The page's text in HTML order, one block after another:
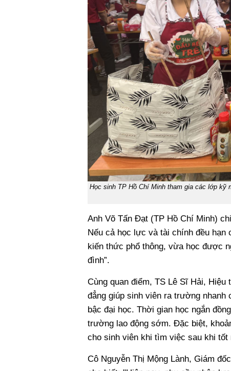
Học sinh TP Hồ Chí Minh tham gia các lớp kỹ
Anh Võ Tấn Đạt (TP Hồ Chí Minh)
Nếu cả học lực và tài chính đều
kiến thức phổ thông, vừa học được
đình”.
Cùng quan điểm, TS Lê Sĩ Hải,
đẳng giúp sinh viên ra trường
bậc đại học. Thời gian học ngắn
trường lao động sớm. Đặc biệt,
cho sinh viên khi tìm việc sau khi tốt
Cô Nguyễn Thị Mộng Lành, Giám